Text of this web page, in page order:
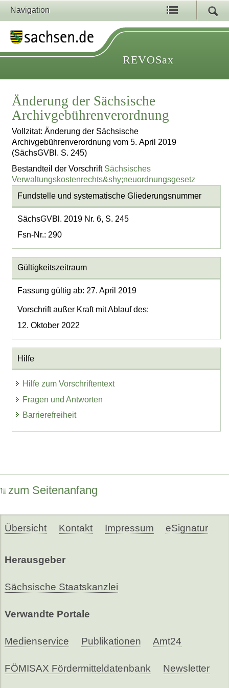
Navigation
REVOSax
Änderung der Sächsische
Archivgebührenverordnung
Vollzitat: Änderung der Sächsische
Archivgebührenverordnung vom 5. April 2019
(SächsGVBl. S. 245)
Bestandteil der Vorschrift Sächsisches
Verwaltungskostenrechts&shy;neuordnungsgesetz
Fundstelle und systematische Gliederungsnummer
SächsGVBl. 2019 Nr. 6, S. 245
Fsn-Nr.: 290
Gültigkeitszeitraum
Fassung gültig ab: 27. April 2019
Vorschrift außer Kraft mit Ablauf des:
12. Oktober 2022
Hilfe
Hilfe zum Vorschriftentext
Fragen und Antworten
Barrierefreiheit
zum Seitenanfang
Übersicht Kontakt Impressum eSignatur
Herausgeber
Sächsische Staatskanzlei
Verwandte Portale
Medienservice Publikationen Amt24
FÖMISAX Fördermitteldatenbank Newsletter